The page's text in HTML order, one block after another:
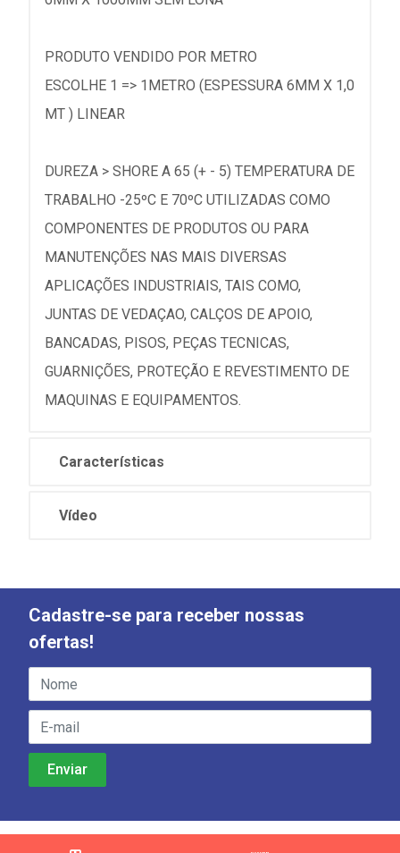
PRODUTO VENDIDO POR METRO
ESCOLHE 1 => 1METRO (ESPESSURA 6MM X 1,0
MT ) LINEAR
DUREZA > SHORE A 65 (+ - 5) TEMPERATURA DE
TRABALHO -25ºC E 70ºC UTILIZADAS COMO
COMPONENTES DE PRODUTOS OU PARA
MANUTENÇÕES NAS MAIS DIVERSAS
APLICAÇÕES INDUSTRIAIS, TAIS COMO,
JUNTAS DE VEDAÇAO, CALÇOS DE APOIO,
BANCADAS, PISOS, PEÇAS TECNICAS,
GUARNIÇÕES, PROTEÇÃO E REVESTIMENTO DE
MAQUINAS E EQUIPAMENTOS.
Características
Vídeo
Cadastre-se para receber nossas
ofertas!